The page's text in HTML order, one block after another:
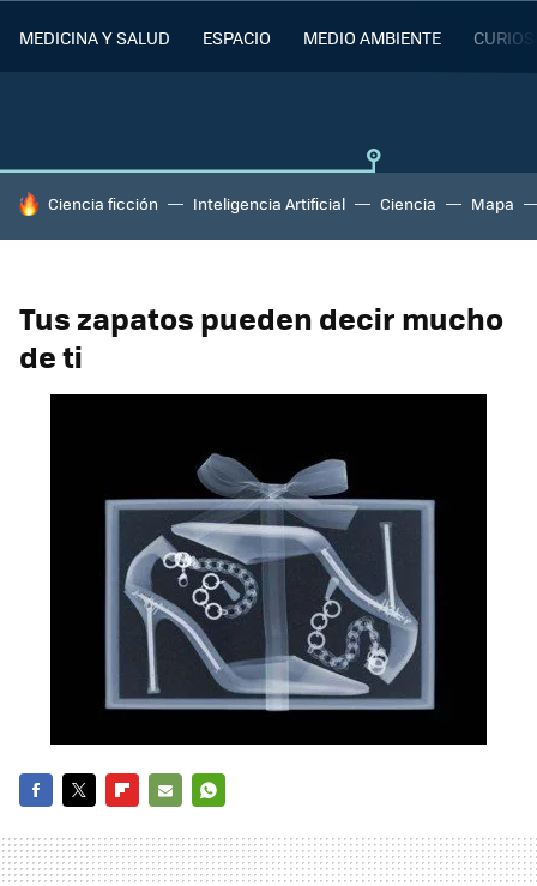
MEDICINA Y SALUD ESPACIO MEDIO AMBIENTE
HOY SE HABLA DE
Ciencia ficción Inteligencia Artificial Ciencia Mapa
Tus zapatos pueden decir mucho
de ti
MAIL